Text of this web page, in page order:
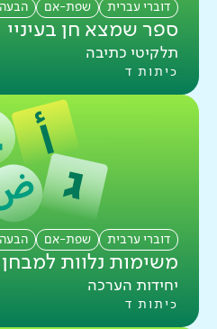
דוברי עברית שפת-אם
ספר שמצא חן בעיניי
תלקיטי כתיבה
כיתות ד
דוברי ערבית שפת-אם
משימות נלוות
יחידות הערכה
כיתות ד